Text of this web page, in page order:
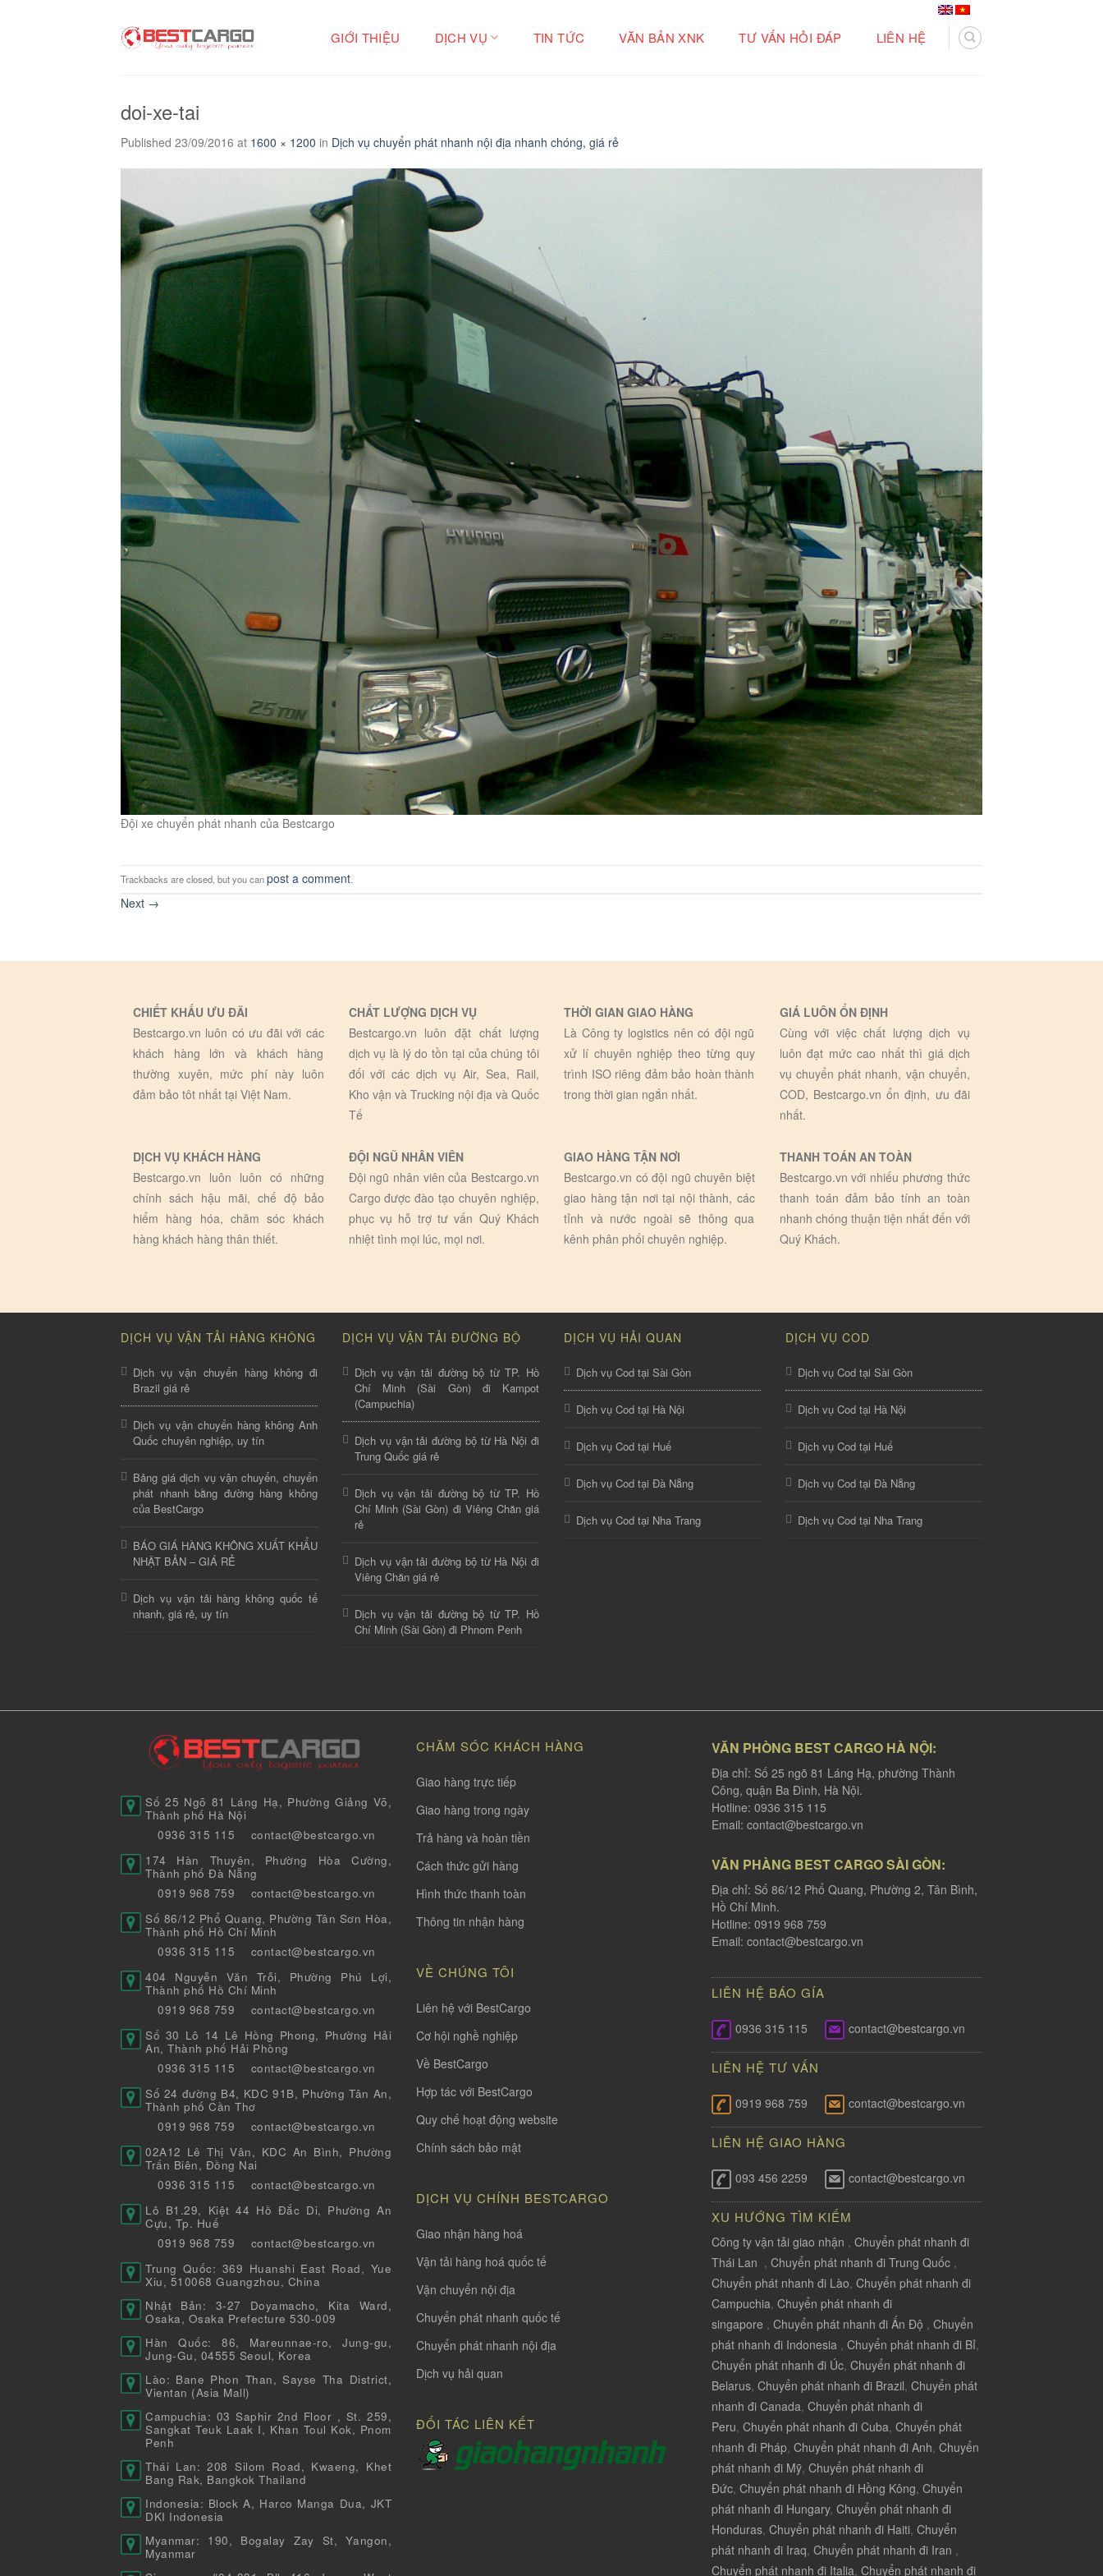
GIỚI THIỆU DỊCH VỤ TIN TỨC VĂN BẢN XNK TƯ VẤN HỎI ĐÁP LIÊN HỆ
doi-xe-tai
Published 23/09/2016 at 1600 × 1200 in Dịch vụ chuyển phát nhanh nội địa nhanh chóng, giá rẻ
Đội xe chuyển phát nhanh của Bestcargo
Trackbacks are closed, but you canpost a comment
Next →
CHIẾT KHẤU ƯU ĐÃI
Bestcargo.vn luôn có ưu đãi với các
khách hàng lớn và khách hàng
thường xuyên, mức phí này luôn
đảm bảo tôt nhất tại Việt Nam.
CHẤT LƯỢNG DỊCH VỤ
Bestcargo.vn luôn đặt chất lượng
dịch vụ là lý do tồn tại của chúng tôi
đối với các dịch vụ Air, Sea, Rail,
Kho vận và Trucking nội địa và Quốc
Tế
THỜI GIAN GIAO HÀNG
Là Công ty logistics nên có đội ngũ
xử lí chuyên nghiệp theo từng quy
trình ISO riêng đảm bảo hoàn thành
trong thời gian ngắn nhất.
GIÁ LUÔN ỔN ĐỊNH
Cùng với việc chất lượng dịch vụ
luôn đạt mức cao nhất thì giá dịch
vụ chuyển phát nhanh, vận chuyển,
COD, Bestcargo.vn ổn định, ưu đãi
nhất.
DỊCH VỤ KHÁCH HÀNG
Bestcargo.vn luôn luôn có những
chính sách hậu mãi, chế độ bảo
hiểm hàng hóa, chăm sóc khách
hàng khách hàng thân thiết.
ĐỘI NGŨ NHÂN VIÊN
Đội ngũ nhân viên của Bestcargo.vn
Cargo được đào tạo chuyên nghiệp,
phục vụ hỗ trợ tư vấn Quý Khách
nhiệt tình mọi lúc, mọi nơi.
GIAO HÀNG TẬN NƠI
Bestcargo.vn có đội ngũ chuyên biệt
giao hàng tận nơi tại nội thành, các
tỉnh và nước ngoài sẽ thông qua
kênh phân phối chuyên nghiệp.
THANH TOÁN AN TOÀN
Bestcargo.vn với nhiếu phương thức
thanh toán đảm bảo tính an toàn
nhanh chóng thuận tiện nhất đến với
Quý Khách.
DỊCH VỤ VẬN TẢI HÀNG KHÔNG
Dịch vụ vận chuyển hàng không đi
Brazil giá rẻ
Dịch vụ vận chuyển hàng không Anh
Quốc chuyên nghiệp, uy tín
Bảng giá dịch vụ vận chuyển, chuyển
phát nhanh bằng đường hàng không
của BestCargo
BÁO GIÁ HÀNG KHÔNG XUẤT KHẨU
NHẬT BẢN – GIÁ RẺ
Dịch vụ vận tải hàng không quốc tế
nhanh, giá rẻ, uy tín
DỊCH VỤ VẬN TẢI ĐƯỜNG BỘ
Dịch vụ vận tải đường bộ từ TP. Hồ
Chí Minh (Sài Gòn) đi Kampot
(Campuchia)
Dịch vụ vận tải đường bộ từ Hà Nội đi
Trung Quốc giá rẻ
Dịch vụ vận tải đường bộ từ TP. Hồ
Chí Minh (Sài Gòn) đi Viêng Chăn giá
rẻ
Dịch vụ vận tải đường bộ từ Hà Nội đi
Viêng Chăn giá rẻ
Dịch vụ vận tải đường bộ từ TP. Hồ
Chí Minh (Sài Gòn) đi Phnom Penh
DỊCH VỤ HẢI QUAN
Dịch vụ Cod tại Sài Gòn
Dịch vụ Cod tại Hà Nội
Dịch vụ Cod tại Huế
Dịch vụ Cod tại Đà Nẵng
Dịch vụ Cod tại Nha Trang
DỊCH VỤ COD
Dịch vụ Cod tại Sài Gòn
Dịch vụ Cod tại Hà Nội
Dịch vụ Cod tại Huế
Dịch vụ Cod tại Đà Nẵng
Dịch vụ Cod tại Nha Trang
Số 25 Ngõ 81 Láng Hạ, Phường Giảng Võ,
Thành phố Hà Nội
0936 315 115
contact@bestcargo.vn
174 Hàn Thuyên, Phường Hòa Cường,
Thành phố Đà Nẵng
0919 968 759
contact@bestcargo.vn
Số 86/12 Phổ Quang, Phường Tân Sơn Hòa,
Thành phố Hồ Chí Minh
0936 315 115
contact@bestcargo.vn
404 Nguyễn Văn Trỗi, Phường Phú Lợi,
Thành phố Hồ Chí Minh
0919 968 759
contact@bestcargo.vn
Số 30 Lô 14 Lê Hồng Phong, Phường Hải
An, Thành phố Hải Phòng
0936 315 115
contact@bestcargo.vn
Số 24 đường B4, KDC 91B, Phường Tân An,
Thành phố Cần Thơ
0919 968 759
contact@bestcargo.vn
02A12 Lê Thị Vân, KDC An Bình, Phường
Trấn Biên, Đồng Nai
0936 315 115
contact@bestcargo.vn
Lô B1.29, Kiệt 44 Hồ Đắc Di, Phường An
Cựu, Tp. Huế
0919 968 759
contact@bestcargo.vn
Trung Quốc: 369 Huanshi East Road, Yue
Xiu, 510068 Guangzhou, China
Nhật Bản: 3-27 Doyamacho, Kita Ward,
Osaka, Osaka Prefecture 530-009
Hàn Quốc: 86, Mareunnae-ro, Jung-gu,
Jung-Gu, 04555 Seoul, Korea
Lào: Bane Phon Than, Sayse Tha District,
Vientan (Asia Mall)
Campuchia: 03 Saphir 2nd Floor , St. 259,
Sangkat Teuk Laak I, Khan Toul Kok, Pnom
Penh
Thái Lan: 208 Silom Road, Kwaeng, Khet
Bang Rak, Bangkok Thailand
Indonesia: Block A, Harco Manga Dua, JKT
DKI Indonesia
Myanmar: 190, Bogalay Zay St, Yangon,
Myanmar
CHĂM SÓC KHÁCH HÀNG
Giao hàng trực tiếp
Giao hàng trong ngày
Trả hàng và hoàn tiền
Cách thức gửi hàng
Hình thức thanh toàn
Thông tin nhận hàng
VỀ CHÚNG TÔI
Liên hệ với BestCargo
Cơ hội nghề nghiệp
Về BestCargo
Hợp tác với BestCargo
Quy chế hoạt động website
Chính sách bảo mật
DỊCH VỤ CHÍNH BESTCARGO
Giao nhận hàng hoá
Vận tải hàng hoá quốc tế
Vận chuyển nội địa
Chuyển phát nhanh quốc tế
Chuyển phát nhanh nội địa
Dịch vụ hải quan
ĐỐI TÁC LIÊN KẾT
VĂN PHÒNG BEST CARGO HÀ NỘI:
Địa chỉ: Số 25 ngõ 81 Láng Hạ, phường Thành
Công, quận Ba Đình, Hà Nội.
Hotline: 0936 315 115
Email: contact@bestcargo.vn
VĂN PHÀNG BEST CARGO SÀI GÒN:
Địa chỉ: Số 86/12 Phổ Quang, Phường 2, Tân Bình,
Hồ Chí Minh.
Hotline: 0919 968 759
Email: contact@bestcargo.vn
LIÊN HỆ BÁO GÍA
0936 315 115 contact@bestcargo.vn
LIÊN HỆ TƯ VẤN
0919 968 759 contact@bestcargo.vn
LIÊN HỆ GIAO HÀNG
093 456 2259 contact@bestcargo.vn
XU HƯỚNG TÌM KIẾM
Công ty vận tải giao nhận , Chuyển phát nhanh đi
Thái Lan , Chuyển phát nhanh đi Trung Quốc ,
Chuyển phát nhanh đi Lào, Chuyển phát nhanh đi
Campuchia, Chuyển phát nhanh đi
singapore , Chuyển phát nhanh đi Ấn Độ , Chuyển
phát nhanh đi Indonesia , Chuyển phát nhanh đi Bỉ,
Chuyển phát nhanh đi Úc, Chuyển phát nhanh đi
Belarus, Chuyển phát nhanh đi Brazil, Chuyển phát
nhanh đi Canada, Chuyển phát nhanh đi
Peru, Chuyển phát nhanh đi Cuba, Chuyển phát
nhanh đi Pháp, Chuyển phát nhanh đi Anh, Chuyển
phát nhanh đi Mỹ, Chuyển phát nhanh đi
Đức, Chuyển phát nhanh đi Hồng Kông, Chuyển
phát nhanh đi Hungary, Chuyển phát nhanh đi
Honduras, Chuyển phát nhanh đi Haiti, Chuyển
phát nhanh đi Iraq, Chuyển phát nhanh đi Iran ,
Chuyển phát nhanh đi Italia, Chuyển phát nhanh đi